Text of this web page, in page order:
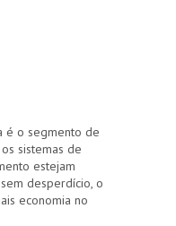
é o segmento de
sistemas de
estejam
desperdício, o
economia no